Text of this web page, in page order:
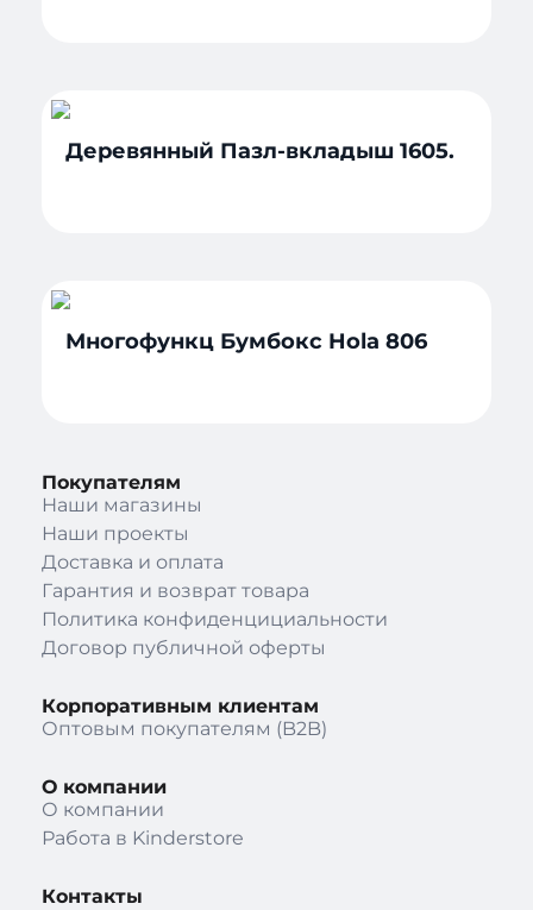
Деревянный Пазл-вкладыш 1605.
Многофункц Бумбокс Hola 806
Покупателям
Наши магазины
Наши проекты
Доставка и оплата
Гарантия и возврат товара
Политика конфиденцициальности
Договор публичной оферты
Корпоративным клиентам
Оптовым покупателям (B2B)
О компании
О компании
Работа в Kinderstore
Контакты